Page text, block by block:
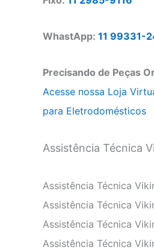
WhastApp: 11 99331-
Precisando de Peças
Acesse nossa Loja
para Eletrodomésticos
Assistência Técnica
Assistência Técnica
Assistência Técnica
Assistência Técnica
Assistência Técnica